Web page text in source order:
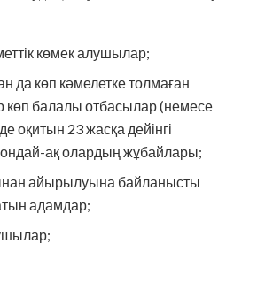
көмек алушылар;
да көп кәмелетке толмаған
көп балалы отбасылар (немесе
оқитын 23 жасқа дейінгі
ақ олардың жұбайлары;
айырылуына байланысты
адамдар;